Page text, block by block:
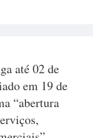
até 02 de
em 19 de
“abertura